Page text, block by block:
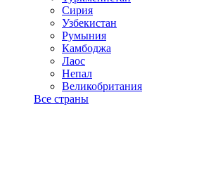
Сирия
Узбекистан
Румыния
Камбоджа
Лаос
Непал
Великобритания
Все страны